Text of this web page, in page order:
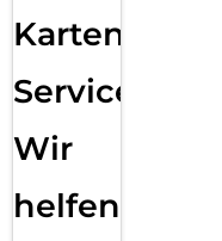
Karten
Service:
Wir
helfen